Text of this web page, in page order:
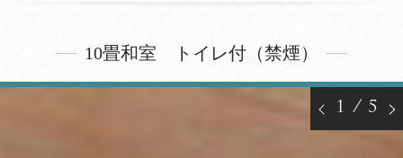
10畳和室 トイレ付（禁煙）
1 / 5